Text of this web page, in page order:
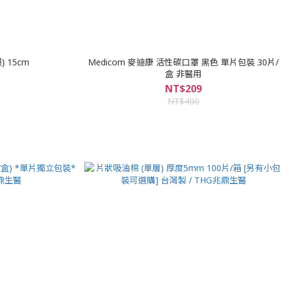
) 15cm
Medicom 麥迪康 活性碳口罩 黑色 單片包裝 30片/
盒 非醫用
NT$209
NT$400